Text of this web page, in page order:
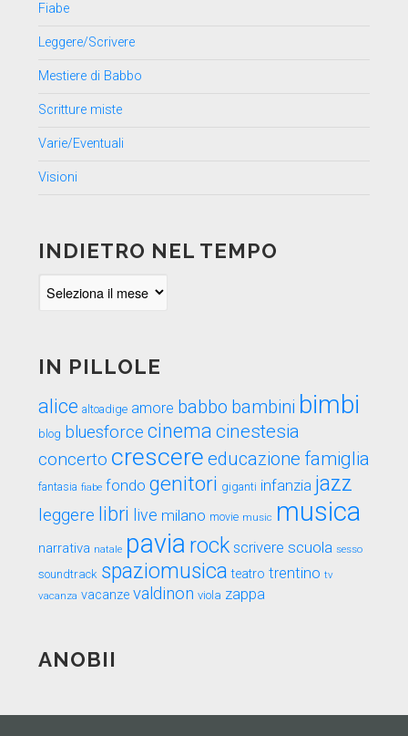
Fiabe
Leggere/Scrivere
Mestiere di Babbo
Scritture miste
Varie/Eventuali
Visioni
INDIETRO NEL TEMPO
IN PILLOLE
alice altoadige amore babbo bambini bimbi
blog bluesforce cinema cinestesia
concerto crescere educazione famiglia
fantasia fiabe fondo genitori giganti infanzia jazz
leggere libri live milano movie music musica
narrativa natale pavia rock scrivere scuola sesso
soundtrack spaziomusica teatro trentino tv
vacanza vacanze valdinon viola zappa
ANOBII